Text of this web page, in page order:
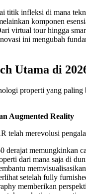
titik infleksi di mana
komponen
virtual tour hingga
ini mengubah
Utama di
properti yang paling
Augmented Reality
telah merevolusi
derajat memungkinkan
dari mana saja di
setelah fully
memberikan